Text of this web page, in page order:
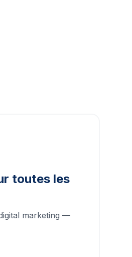
toutes les
marketing —